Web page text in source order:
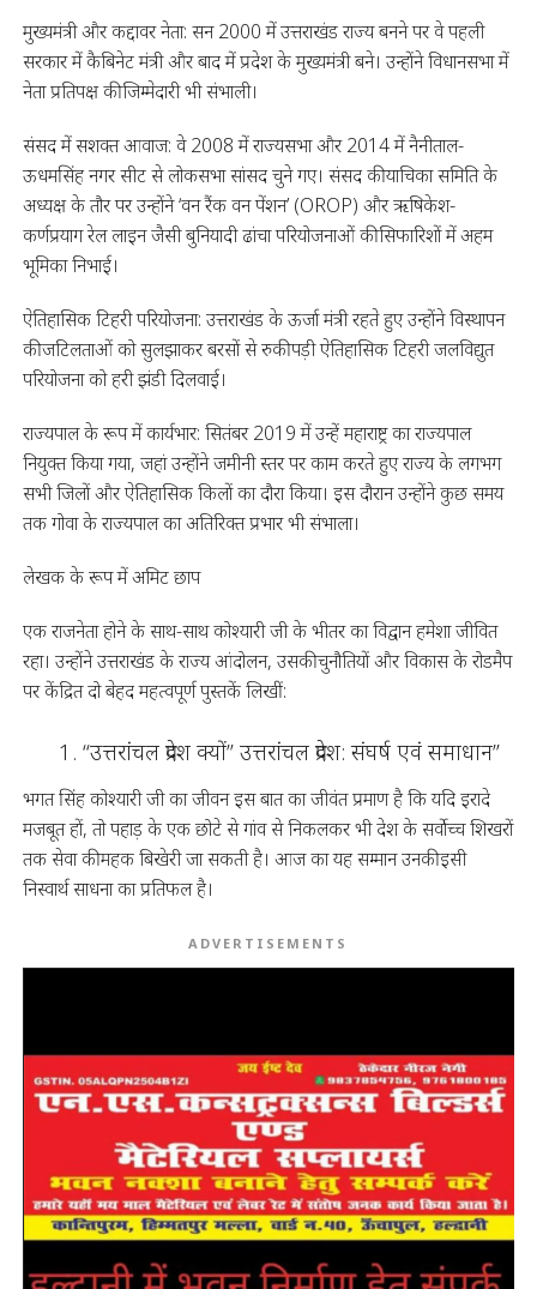
मुख्यमंत्री और कद्दावर नेता: सन 2000 में उत्तराखंड राज्य बनने पर वे पहली
सरकार में कैबिनेट मंत्री और बाद में प्रदेश के मुख्यमंत्री बने। उन्होंने विधानसभा में
नेता प्रतिपक्ष की जिम्मेदारी भी संभाली।
संसद में सशक्त आवाज: वे 2008 में राज्यसभा और 2014 में नैनीताल-
ऊधमसिंह नगर सीट से लोकसभा सांसद चुने गए। संसद की याचिका समिति के
अध्यक्ष के तौर पर उन्होंने ‘वन रैंक वन पेंशन’ (OROP) और ऋषिकेश-
कर्णप्रयाग रेल लाइन जैसी बुनियादी ढांचा परियोजनाओं की सिफारिशों में अहम
भूमिका निभाई।
ऐतिहासिक टिहरी परियोजना: उत्तराखंड के ऊर्जा मंत्री रहते हुए उन्होंने विस्थापन
की जटिलताओं को सुलझाकर बरसों से रुकी पड़ी ऐतिहासिक टिहरी जलविद्युत
परियोजना को हरी झंडी दिलवाई।
राज्यपाल के रूप में कार्यभार: सितंबर 2019 में उन्हें महाराष्ट्र का राज्यपाल
नियुक्त किया गया, जहां उन्होंने जमीनी स्तर पर काम करते हुए राज्य के लगभग
सभी जिलों और ऐतिहासिक किलों का दौरा किया। इस दौरान उन्होंने कुछ समय
तक गोवा के राज्यपाल का अतिरिक्त प्रभार भी संभाला।
लेखक के रूप में अमिट छाप
एक राजनेता होने के साथ-साथ कोश्यारी जी के भीतर का विद्वान हमेशा जीवित
रहा। उन्होंने उत्तराखंड के राज्य आंदोलन, उसकी चुनौतियों और विकास के रोडमैप
पर केंद्रित दो बेहद महत्वपूर्ण पुस्तकें लिखीं:
“उत्तरांचल प्रदेश क्यों” उत्तरांचल प्रदेश: संघर्ष एवं समाधान”
भगत सिंह कोश्यारी जी का जीवन इस बात का जीवंत प्रमाण है कि यदि इरादे
मजबूत हों, तो पहाड़ के एक छोटे से गांव से निकलकर भी देश के सर्वोच्च शिखरों
तक सेवा की महक बिखेरी जा सकती है। आज का यह सम्मान उनकी इसी
निस्वार्थ साधना का प्रतिफल है।
ADVERTISEMENTS